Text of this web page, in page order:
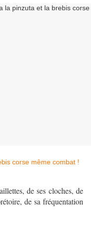
de ses cloches, de
de sa fréquentation